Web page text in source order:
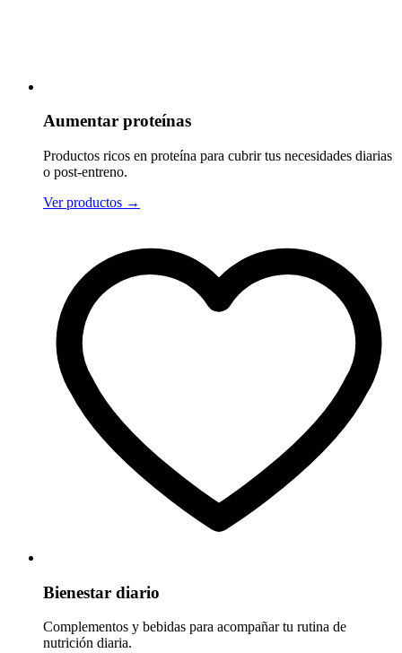
Aumentar proteínas
Productos ricos en proteína para cubrir tus necesidades diarias
o post-entreno.
Ver productos →
Bienestar diario
Complementos y bebidas para acompañar tu rutina de
nutrición diaria.